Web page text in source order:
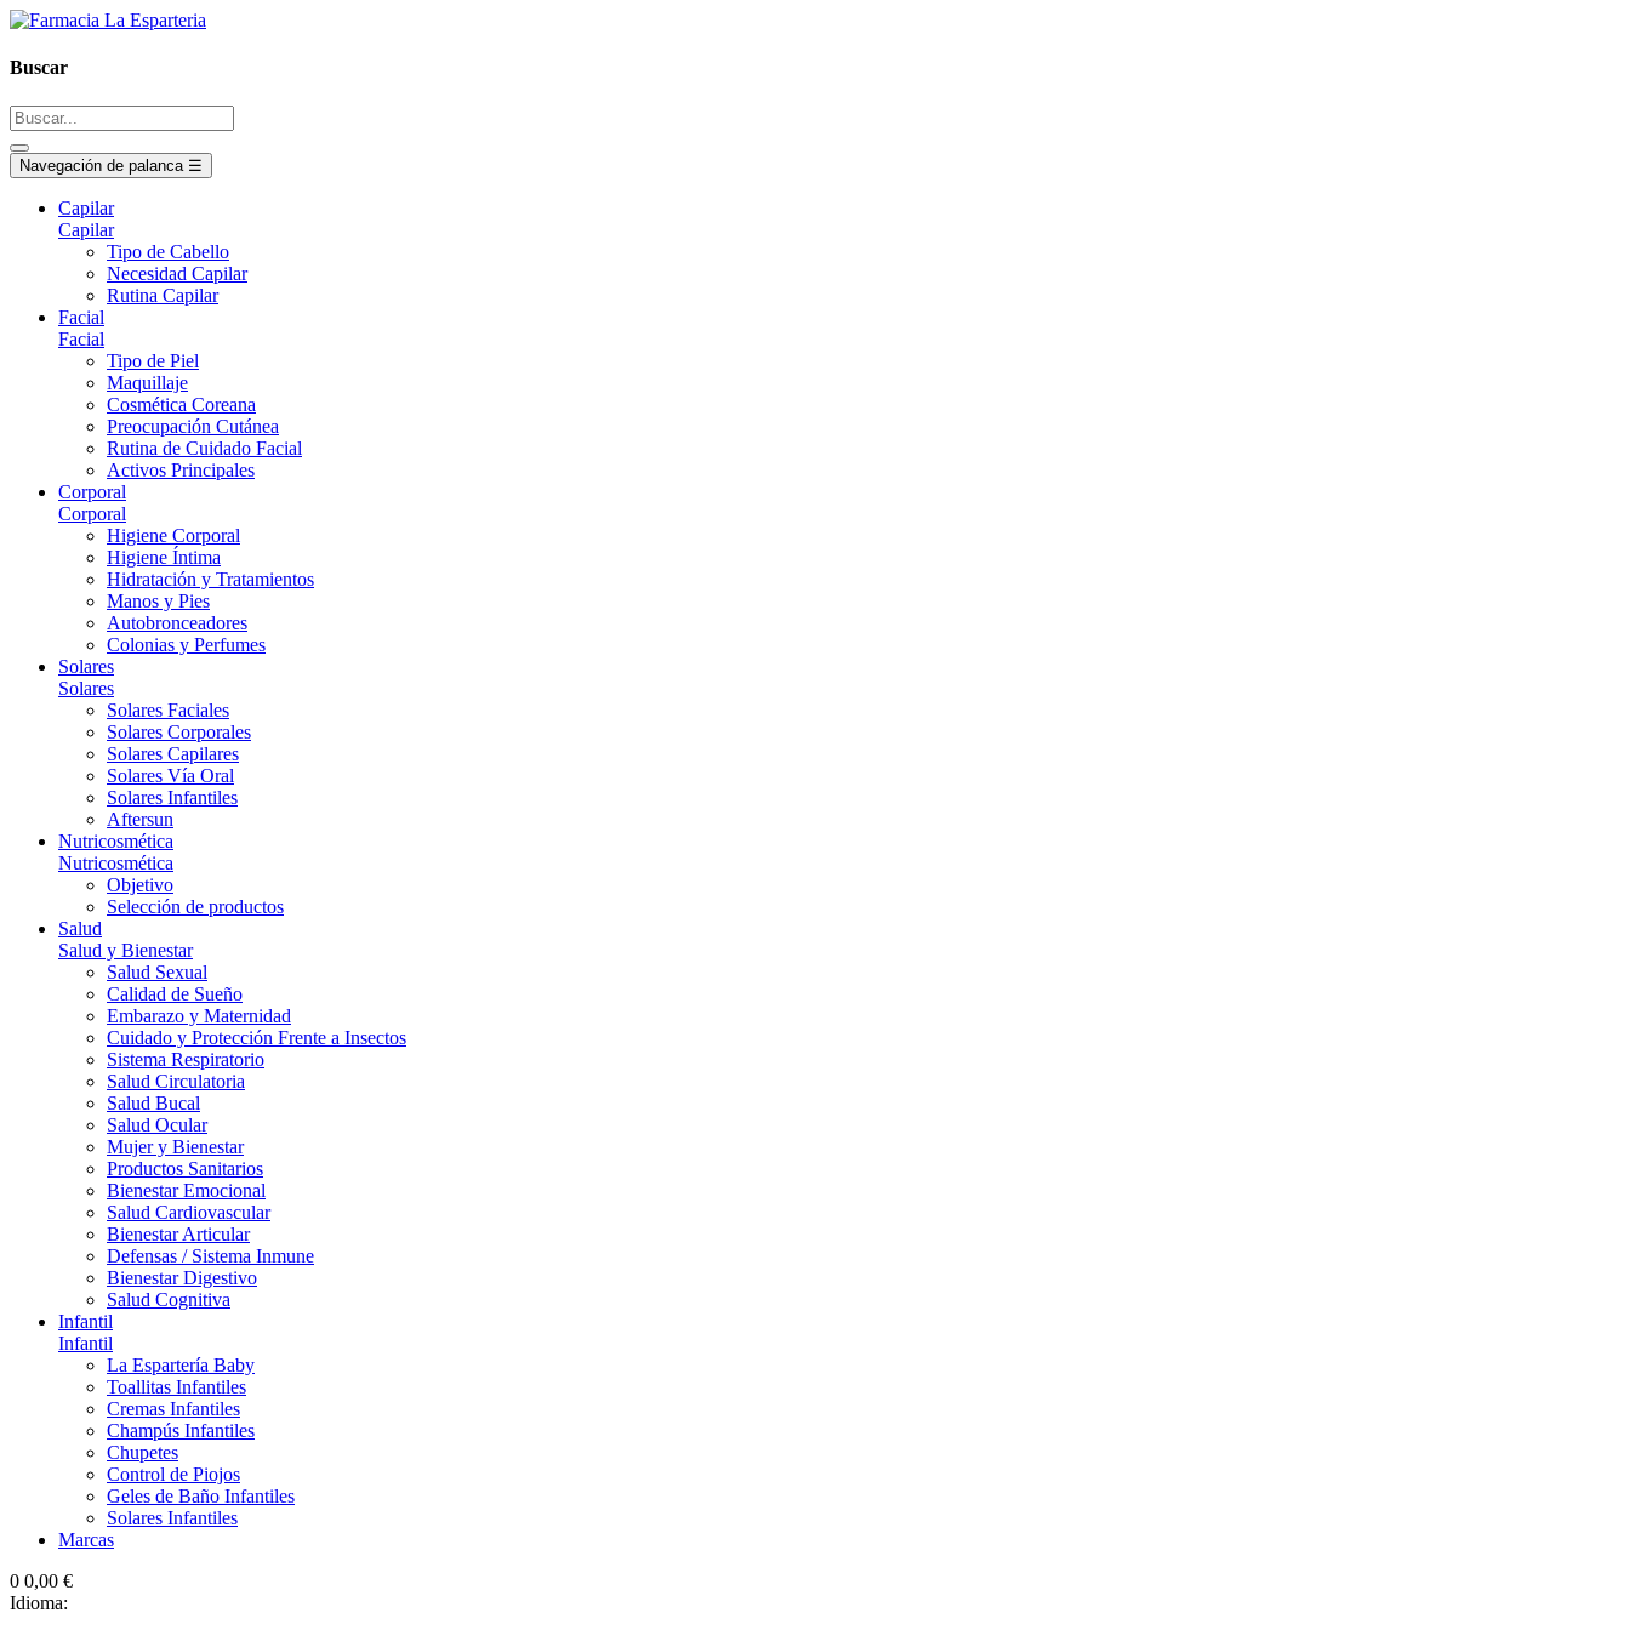
Buscar
Navegación de palanca ☰
Capilar
Capilar
Tipo de Cabello
Necesidad Capilar
Rutina Capilar
Facial
Facial
Tipo de Piel
Maquillaje
Cosmética Coreana
Preocupación Cutánea
Rutina de Cuidado Facial
Activos Principales
Corporal
Corporal
Higiene Corporal
Higiene Íntima
Hidratación y Tratamientos
Manos y Pies
Autobronceadores
Colonias y Perfumes
Solares
Solares
Solares Faciales
Solares Corporales
Solares Capilares
Solares Vía Oral
Solares Infantiles
Aftersun
Nutricosmética
Nutricosmética
Objetivo
Selección de productos
Salud
Salud y Bienestar
Salud Sexual
Calidad de Sueño
Embarazo y Maternidad
Cuidado y Protección Frente a Insectos
Sistema Respiratorio
Salud Circulatoria
Salud Bucal
Salud Ocular
Mujer y Bienestar
Productos Sanitarios
Bienestar Emocional
Salud Cardiovascular
Bienestar Articular
Defensas / Sistema Inmune
Bienestar Digestivo
Salud Cognitiva
Infantil
Infantil
La Espartería Baby
Toallitas Infantiles
Cremas Infantiles
Champús Infantiles
Chupetes
Control de Piojos
Geles de Baño Infantiles
Solares Infantiles
Marcas
0 0,00 €
Idioma: